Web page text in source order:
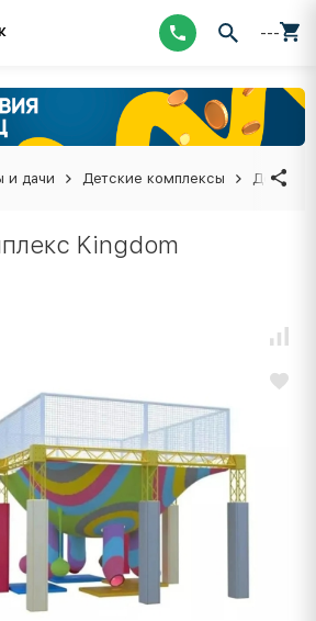
---
и дачи Детские комплексы
Kingdom